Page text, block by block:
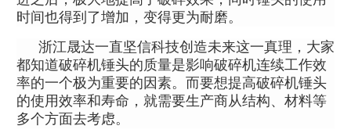
时间也得到了增加，变得更为耐磨。
浙江晟达一直坚信科技创造未来这一真理，大家
都知道破碎机锤头的质量是影响破碎机连续工作效
率的一个极为重要的因素。而要想提高破碎机锤头
的使用效率和寿命，就需要生产商从结构、材料等
多个方面去考虑。